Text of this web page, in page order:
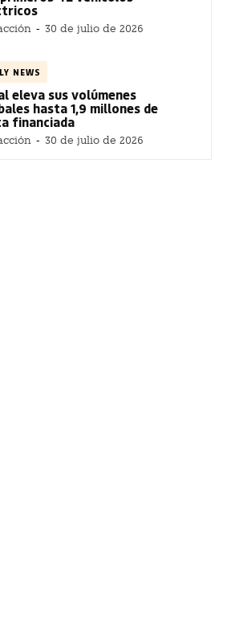
- 30 de julio de 2026
NEWS
eleva sus volúmenes
hasta 1,9 millones de
financiada
- 30 de julio de 2026